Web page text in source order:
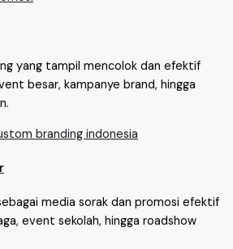
yang tampil mencolok dan efektif
besar, kampanye brand, hingga
media sorak dan promosi efektif
event sekolah, hingga roadshow